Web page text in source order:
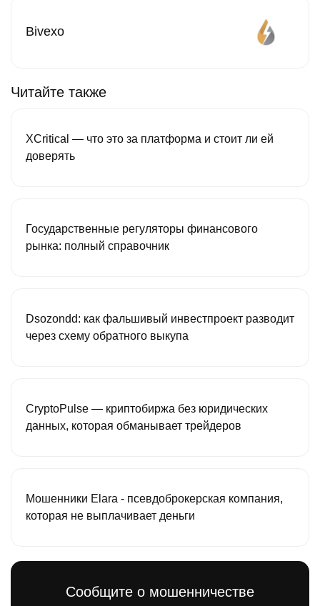
Bivexo
Читайте также
XCritical — что это за платформа и стоит ли ей
доверять
Государственные регуляторы финансового
рынка: полный справочник
Dsozondd: как фальшивый инвестпроект разводит
через схему обратного выкупа
CryptoPulse — криптобиржа без юридических
данных, которая обманывает трейдеров
Мошенники Elara - псевдоброкерская компания,
которая не выплачивает деньги
Сообщите о мошенничестве